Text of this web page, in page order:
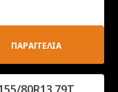
ΠΑΡΑΓΓΕΛΙΑ